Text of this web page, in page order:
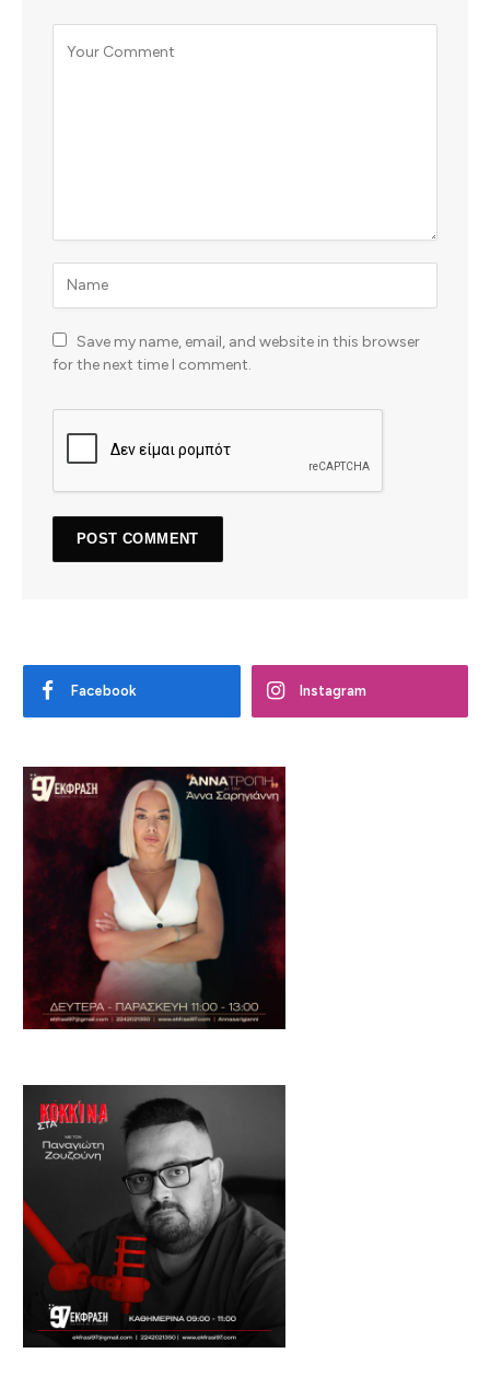
Save my name, email, and website in this browser
for the next time I comment.
Facebook Instagram